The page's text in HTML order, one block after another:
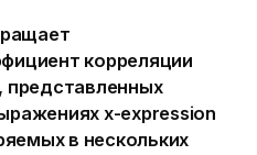
корреляции
представленных
x-expression
в нескольких